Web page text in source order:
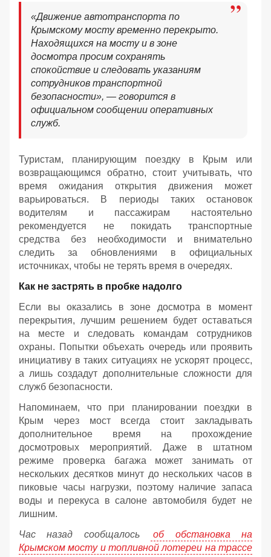
«Движение автотранспорта по
Крымскому мосту временно перекрыто.
Находящихся на мосту и в зоне
досмотра просим сохранять
спокойствие и следовать указаниям
сотрудников транспортной
безопасности», — говорится в
официальном сообщении оперативных
служб.
Туристам, планирующим поездку в Крым или
возвращающимся обратно, стоит учитывать, что
время ожидания открытия движения может
варьироваться. В периоды таких остановок
водителям и пассажирам настоятельно
рекомендуется не покидать транспортные
средства без необходимости и внимательно
следить за обновлениями в официальных
источниках, чтобы не терять время в очередях.
Как не застрять в пробке надолго
Если вы оказались в зоне досмотра в момент
перекрытия, лучшим решением будет оставаться
на месте и следовать командам сотрудников
охраны. Попытки объехать очередь или проявить
инициативу в таких ситуациях не ускорят процесс,
а лишь создадут дополнительные сложности для
служб безопасности.
Напоминаем, что при планировании поездки в
Крым через мост всегда стоит закладывать
дополнительное время на прохождение
досмотровых мероприятий. Даже в штатном
режиме проверка багажа может занимать от
нескольких десятков минут до нескольких часов в
пиковые часы нагрузки, поэтому наличие запаса
воды и перекуса в салоне автомобиля будет не
лишним.
Час назад сообщалось
об обстановка на
Крымском мосту и топливной лотереи на трассе